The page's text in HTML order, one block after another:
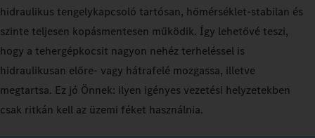
hidraulikus tengelykapcsoló tartósan, hőmérséklet-stabilan és
szinte teljesen kopásmentesen működik. Így lehetővé teszi,
hogy a tehergépkocsit nagyon nehéz terheléssel is
hidraulikusan előre- vagy hátrafelé mozgassa, illetve
megtartsa. Ez jó Önnek: ilyen igényes vezetési helyzetekben
csak ritkán kell az üzemi féket használnia.